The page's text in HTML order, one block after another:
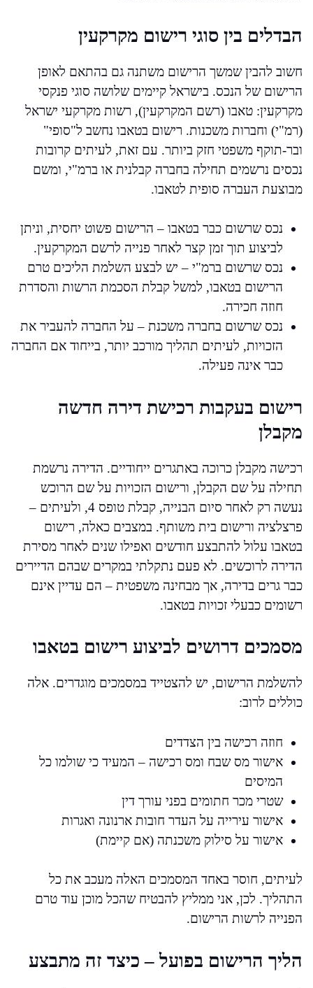
הבדלים בין סוגי רישום מקרקעין
חשוב להבין שמשך הרישום משתנה גם בהתאם לאופן
הרישום של הנכס. בישראל קיימים שלושה סוגי פנקסי
מקרקעין: טאבו (רשם המקרקעין), רשות מקרקעי ישראל
(רמ"י) וחברות משכנות. רישום בטאבו נחשב ל"סופי"
ובר-תוקף משפטי חזק ביותר. עם זאת, לעיתים קרובות
נכסים נרשמים תחילה בחברה קבלנית או ברמ"י, ומשם
מבוצעת העברה סופית לטאבו.
נכס שרשום כבר בטאבו – הרישום פשוט יחסית, וניתן
לביצוע תוך זמן קצר לאחר פנייה לרשם המקרקעין.
נכס שרשום ברמ"י – יש לבצע השלמת הליכים טרם
הרישום בטאבו, למשל קבלת הסכמת הרשות והסדרת
חוזה חכירה.
נכס שרשום בחברה משכנת – על החברה להעביר את
הזכויות, לעיתים תהליך מורכב יותר, בייחוד אם החברה
כבר אינה פעילה.
רישום בעקבות רכישת דירה חדשה
מקבלן
רכישה מקבלן כרוכה באתגרים ייחודיים. הדירה נרשמת
תחילה על שם הקבלן, ורישום הזכויות על שם הרוכש
נעשה רק לאחר סיום הבנייה, קבלת טופס 4, ולעיתים –
פרצלציה ורישום בית משותף. במצבים כאלה, רישום
בטאבו עלול להתבצע חודשים ואפילו שנים לאחר מסירת
הדירה לרוכשים. לא פעם נתקלתי במקרים שבהם הדיירים
כבר גרים בדירה, אך מבחינה משפטית – הם עדיין אינם
רשומים כבעלי זכויות בטאבו.
מסמכים דרושים לביצוע רישום בטאבו
להשלמת הרישום, יש להצטייד במסמכים מוגדרים. אלה
כוללים לרוב:
חוזה רכישה בין הצדדים
אישור מס שבח ומס רכישה – המעיד כי שולמו כל
המיסים
שטרי מכר חתומים בפני עורך דין
אישור עירייה על העדר חובות ארנונה ואגרות
אישור על סילוק משכנתה (אם קיימת)
לעיתים, חוסר באחד המסמכים האלה מעכב את כל
התהליך. לכן, אני ממליץ להבטיח שהכל מוכן עוד טרם
הפנייה לרשות הרישום.
הליך הרישום בפועל – כיצד זה מתבצע